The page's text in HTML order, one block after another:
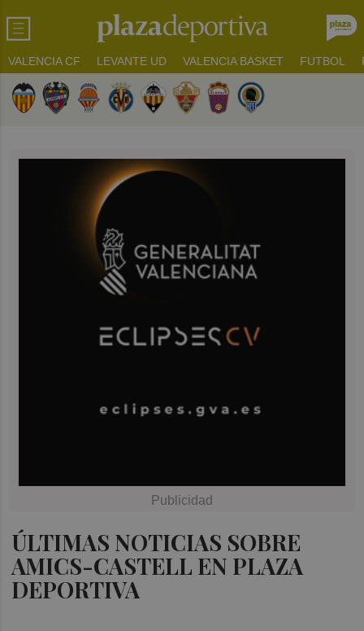
VALENCIA CF LEVANTE UD VALENCIA BASKET FUTBOL
ÚLTIMAS NOTICIAS SOBRE
AMICS-CASTELL EN PLAZA
DEPORTIVA